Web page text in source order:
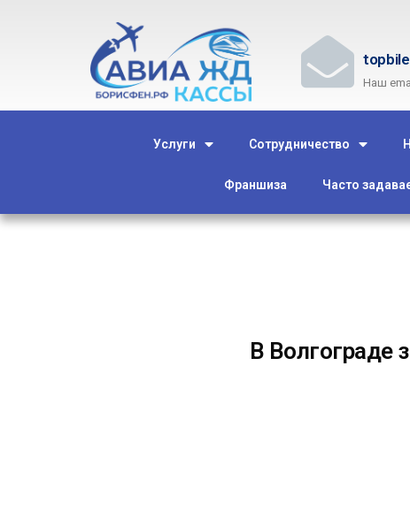
Наш
Услуги Сотрудничество
Франшиза Часто
В Волгограде